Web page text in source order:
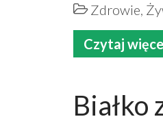
Zdrowie,
Czytaj
Białko